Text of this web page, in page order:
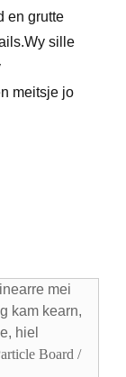
en grutte
sille
meitsje jo
mei
kam kearn,
hiel
Board /